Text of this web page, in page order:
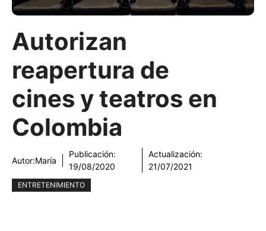
Autorizan
reapertura de
cines y teatros en
Colombia
Autor:María
Publicación:
19/08/2020
Actualización:
21/07/2021
ENTRETENIMIENTO